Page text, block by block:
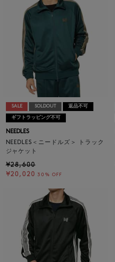
SALE SOLDOUT 返品不可
ギフトラッピング不可
NEEDLES
NEEDLES＜ニードルズ＞ トラック
ジャケット
¥28,600
¥20,020 30% OFF